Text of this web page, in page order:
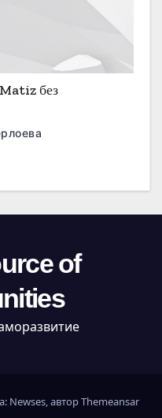
без
of
Newses, авторThemeansar